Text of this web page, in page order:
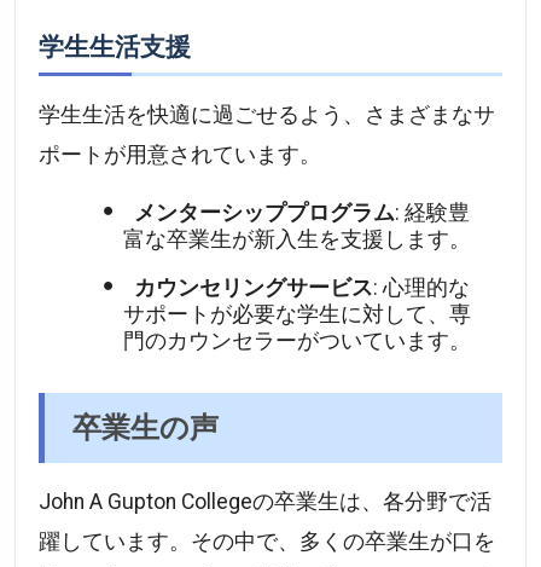
学生生活支援
学生生活を快適に過ごせるよう、さまざまなサ
ポートが用意されています。
メンターシッププログラム: 経験豊
富な卒業生が新入生を支援します。
カウンセリングサービス: 心理的な
サポートが必要な学生に対して、専
門のカウンセラーがついています。
卒業生の声
John A Gupton Collegeの卒業生は、各分野で活
躍しています。その中で、多くの卒業生が口を